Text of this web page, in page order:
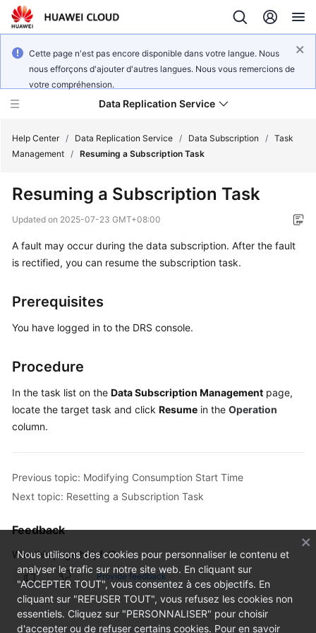
Cette page n'est pas encore disponible dans votre langue. Nous
nous efforçons d'ajouter d'autres langues. Nous vous remercions de
votre compréhension.
Data Replication Service
New
Overview
Overview
Billing
Preparations
Real-
Time
Migration
Migration
Real-
Synchronization
Data
Subscription
Real-
Time
Help Center / Data Replication Service / Data Subscription / Task
Management / Resuming a Subscription Task
Resuming a Subscription Task
Updated on 2025-07-23 GMT+08:00
A fault may occur during the data subscription. After the fault
is rectified, you can resume the subscription task.
Prerequisites
You have logged in to the DRS console.
Procedure
In the task list on the Data Subscription Management page,
locate the target task and click Resume in the Operation
column.
Previous topic: Modifying Consumption Start Time
Next topic: Resetting a Subscription Task
Feedback
Was this page helpful?
Provide feedback
Nous utilisons des cookies pour personnaliser le contenu et
analyser le trafic sur notre site web. En cliquant sur
"ACCEPTER TOUT", vous consentez à ces objectifs. En
cliquant sur "REFUSER TOUT", vous refusez les cookies non
essentiels. Cliquez sur "PERSONNALISER" pour choisir
d'accepter ou de refuser certains cookies. Pour en savoir